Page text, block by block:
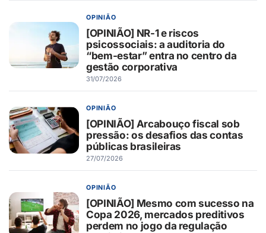
OPINIÃO
[OPINIÃO] NR-1 e riscos
psicossociais: a auditoria do
“bem-estar” entra no centro da
gestão corporativa
31/07/2026
OPINIÃO
[OPINIÃO] Arcabouço fiscal sob
pressão: os desafios das contas
públicas brasileiras
27/07/2026
OPINIÃO
[OPINIÃO] Mesmo com sucesso na
Copa 2026, mercados preditivos
perdem no jogo da regulação